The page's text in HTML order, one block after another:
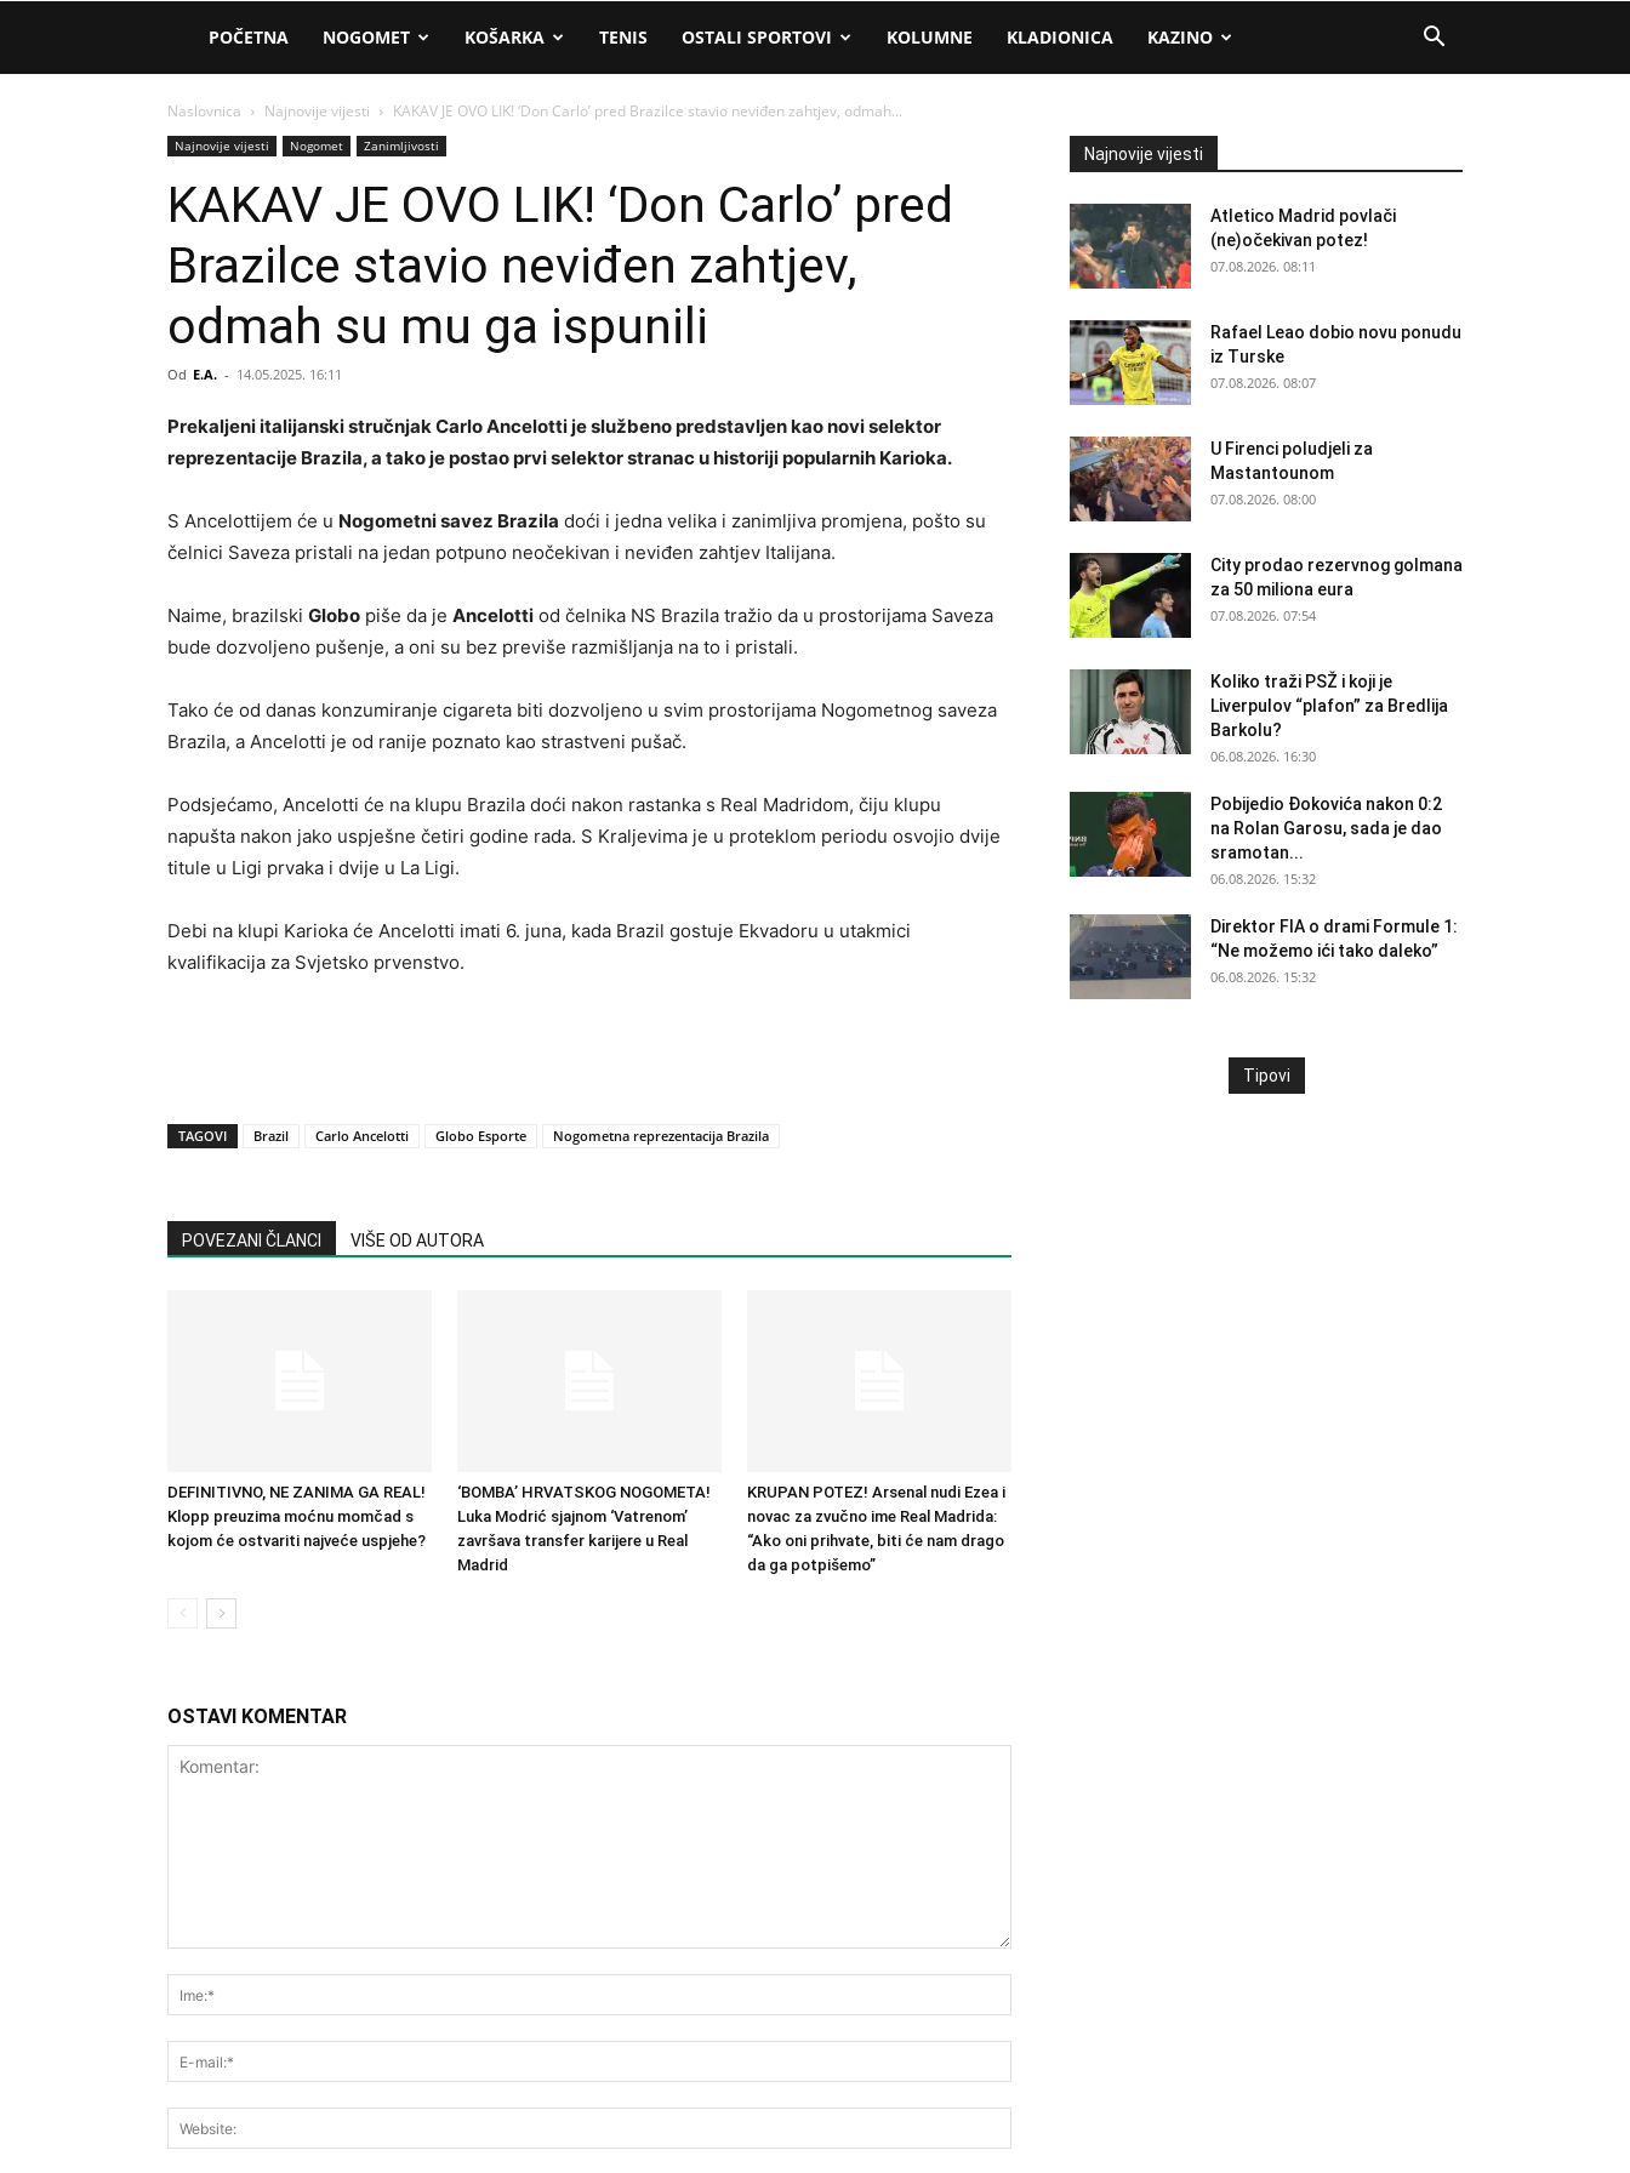
AM
Sport
POČETNA NOGOMET KOŠARKA TENIS OSTALI SPORTOVI KOLUMNE KLADIONICA KAZINO
Naslovnica Najnovije vijesti KAKAV JE OVO LIK! ‘Don Carlo’ pred Brazilce stavio neviđen zahtjev, odmah...
Najnovije vijesti Nogomet Zanimljivosti
KAKAV JE OVO LIK! ‘Don Carlo’ pred
Brazilce stavio neviđen zahtjev,
odmah su mu ga ispunili
Od E.A. - 14.05.2025. 16:11
Prekaljeni italijanski stručnjak Carlo Ancelotti je službeno predstavljen kao novi selektor
reprezentacije Brazila, a tako je postao prvi selektor stranac u historiji popularnih Karioka.
S Ancelottijem će u Nogometni savez Brazila doći i jedna velika i zanimljiva promjena, pošto su
čelnici Saveza pristali na jedan potpuno neočekivan i neviđen zahtjev Italijana.
Naime, brazilski Globo piše da je Ancelotti od čelnika NS Brazila tražio da u prostorijama Saveza
bude dozvoljeno pušenje, a oni su bez previše razmišljanja na to i pristali.
Tako će od danas konzumiranje cigareta biti dozvoljeno u svim prostorijama Nogometnog saveza
Brazila, a Ancelotti je od ranije poznato kao strastveni pušač.
Podsjećamo, Ancelotti će na klupu Brazila doći nakon rastanka s Real Madridom, čiju klupu
napušta nakon jako uspješne četiri godine rada. S Kraljevima je u proteklom periodu osvojio dvije
titule u Ligi prvaka i dvije u La Ligi.
Debi na klupi Karioka će Ancelotti imati 6. juna, kada Brazil gostuje Ekvadoru u utakmici
kvalifikacija za Svjetsko prvenstvo.
TAGOVI Brazil Carlo Ancelotti Globo Esporte Nogometna reprezentacija Brazila
POVEZANI ČLANCI VIŠE OD AUTORA
DEFINITIVNO, NE ZANIMA GA REAL!
Klopp preuzima moćnu momčad s
kojom će ostvariti najveće uspjehe?
‘BOMBA’ HRVATSKOG NOGOMETA!
Luka Modrić sjajnom ‘Vatrenom’
završava transfer karijere u Real
Madrid
KRUPAN POTEZ! Arsenal nudi Ezea i
novac za zvučno ime Real Madrida:
“Ako oni prihvate, biti će nam drago
da ga potpišemo”
OSTAVI KOMENTAR
Najnovije vijesti
Atletico Madrid povlači
(ne)očekivan potez!
07.08.2026. 08:11
Rafael Leao dobio novu ponudu
iz Turske
07.08.2026. 08:07
U Firenci poludjeli za
Mastantounom
07.08.2026. 08:00
City prodao rezervnog golmana
za 50 miliona eura
07.08.2026. 07:54
Koliko traži PSŽ i koji je
Liverpulov “plafon” za Bredlija
Barkolu?
06.08.2026. 16:30
Pobijedio Đokovića nakon 0:2
na Rolan Garosu, sada je dao
sramotan...
06.08.2026. 15:32
Direktor FIA o drami Formule 1:
“Ne možemo ići tako daleko”
06.08.2026. 15:32
Tipovi